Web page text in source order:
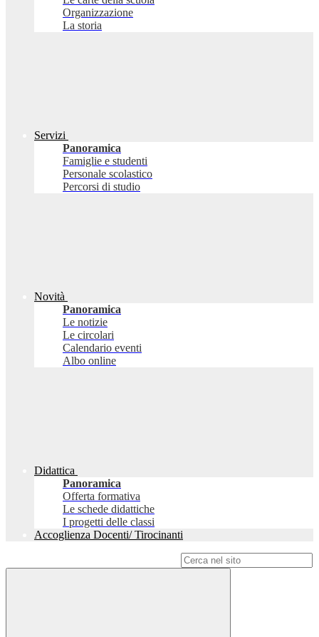
Organizzazione
La storia
Servizi
Panoramica
Famiglie e studenti
Personale scolastico
Percorsi di studio
Novità
Panoramica
Le notizie
Le circolari
Calendario eventi
Albo online
Didattica
Panoramica
Offerta formativa
Le schede didattiche
I progetti delle classi
Accoglienza Docenti/ Tirocinanti